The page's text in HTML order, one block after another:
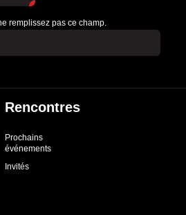
remplissez pas ce champ.
Rencontres
Prochains
événements
Invités